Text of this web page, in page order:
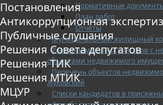
Нормативные
План работ
Отчеты
Муниципальный жилищный
Реестр земельных участков с
объектами недвижимого
Перечень объектов
Жуковский
Списки кандидатов в
Постановления
Антикоррупционная
Публичные слушания
Решения Совета депутатов
Решения ТИК
Решения МТИК
МЦУР